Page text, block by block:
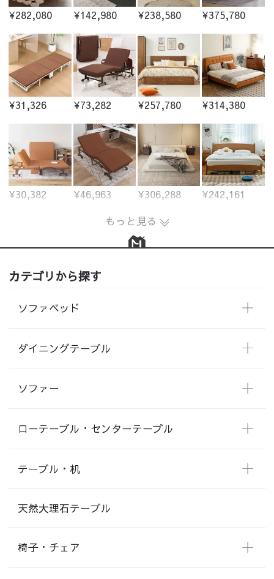
¥282,080 ¥142,980 ¥238,580 ¥375,780
¥31,326 ¥73,282 ¥257,780 ¥314,380
¥30,382 ¥46,963 ¥306,288
¥242,161
もっと見る
カテゴリから探す
ソファベッド
ダイニングテーブル
ソファー
ローテーブル・センターテーブル
テーブル・机
天然大理石テーブル
椅子・チェア